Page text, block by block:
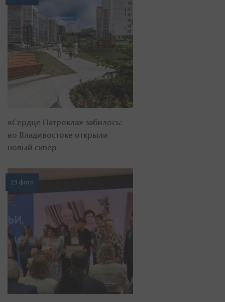
«Сердце Патрокла» забилось:
во Владивостоке открыли
новый сквер
23 фото